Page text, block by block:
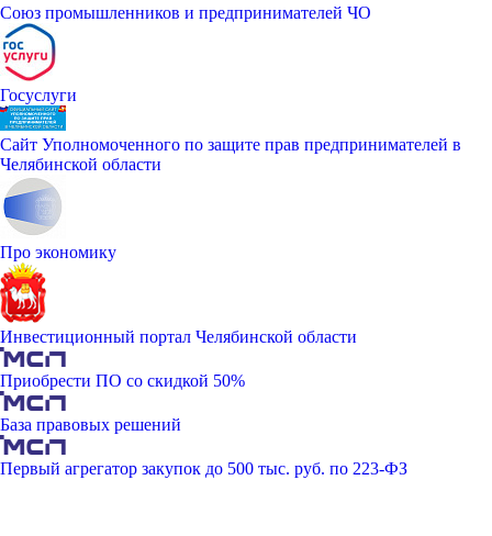
Союз промышленников и предпринимателей ЧО
Госуслуги
Сайт Уполномоченного по защите прав предпринимателей в
Челябинской области
Про экономику
Инвестиционный портал Челябинской области
Приобрести ПО со скидкой 50%
База правовых решений
Первый агрегатор закупок до 500 тыс. руб. по 223-ФЗ